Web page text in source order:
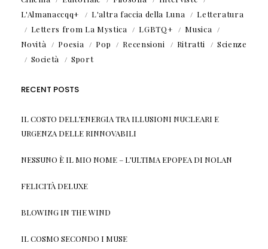
L'Almanaccqq+
L'altra faccia della Luna
Letteratura
Letters from La Mystica
LGBTQ+
Musica
Novità
Poesia Pop Recensioni Ritratti
Scienze
Società
Sport
RECENT POSTS
IL COSTO DELL’ENERGIA TRA ILLUSIONI NUCLEARI E
URGENZA DELLE RINNOVABILI
NESSUNO È IL MIO NOME – L’ULTIMA EPOPEA DI NOLAN
FELICITÀ DELUXE
BLOWING IN THE WIND
IL COSMO SECONDO I MUSE